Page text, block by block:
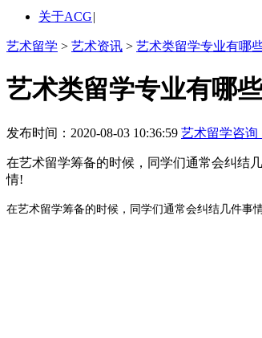
关于ACG|
艺术留学 > 艺术资讯 > 艺术类留学专业有哪
艺术类留学专业有哪
发布时间：2020-08-03 10:36:59 艺术留学咨询
在艺术留学筹备的时候，同学们通常会纠结
情!
在艺术留学筹备的时候，同学们通常会纠结几件事